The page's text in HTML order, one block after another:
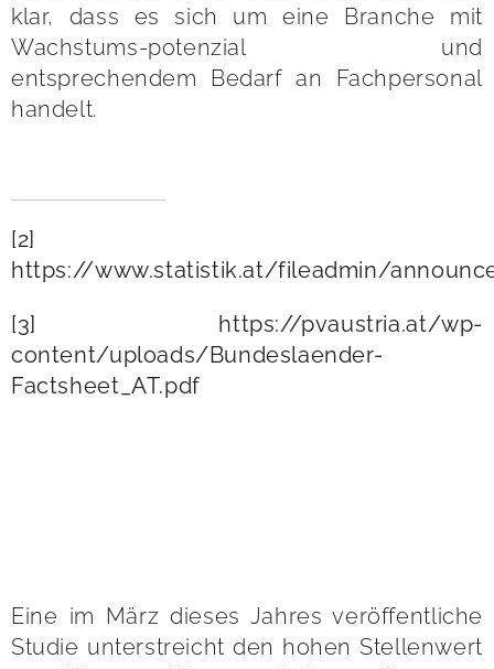
klar, dass es sich um eine Branche mit
Wachstums-potenzial und
entsprechendem Bedarf an Fachpersonal
handelt.
[2]
https://www.statistik.at/fileadmin/
[3]
https://pvaustria.at/wp-
content/uploads/Bundeslaender-
Factsheet_AT.pdf
Eine im März dieses Jahres veröffentliche
Studie unterstreicht den hohen Stellenwert